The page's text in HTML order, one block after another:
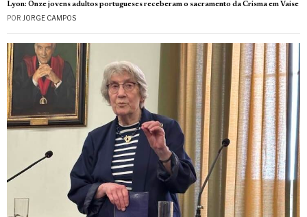
Lyon: Onze jovens adultos portugueses receberam o sacramento da Crisma em Vaise
POR JORGE CAMPOS